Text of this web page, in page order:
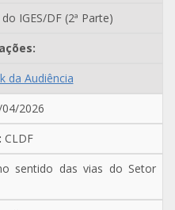
IGES/DF (2ª Parte)
da Audiência
2026
CLDF
sentido das vias do Setor